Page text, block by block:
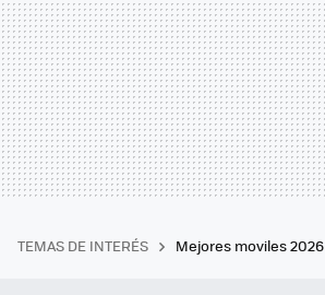
TEMAS DE INTERÉS Mejores moviles 2026